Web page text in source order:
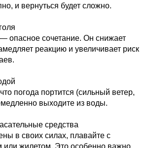
и вернуться будет сложно.
опасное сочетание. Он снижает
реакцию и увеличивает риск
погода портится (сильный ветер,
выходите из воды.
средства
в своих силах, плавайте с
или жилетом. Это особенно важно